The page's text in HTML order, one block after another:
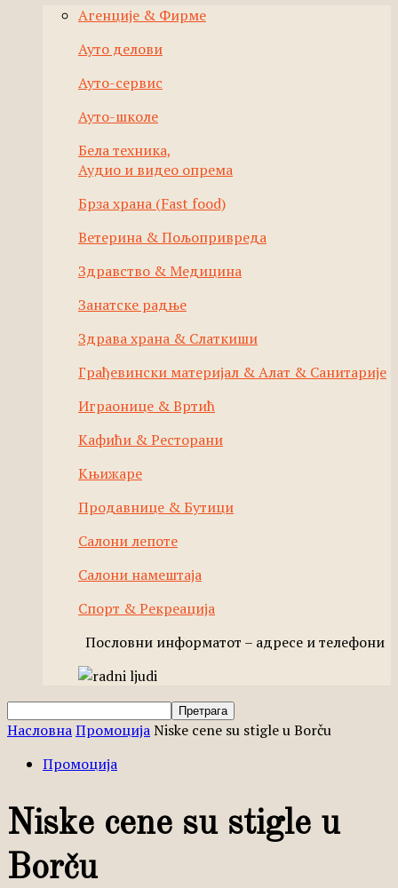
Агенције & Фирме
Ауто делови
Ауто-сервис
Ауто-школе
Бела техника,
Аудио и видео опрема
Брза храна (Fast food)
Ветерина & Пољопривреда
Здравство & Медицина
Занатске радње
Здрава храна & Слаткиши
Грађевински материјал & Алат & Санитарије
Играонице & Вртић
Кафићи & Ресторани
Књижаре
Продавнице & Бутици
Салони лепоте
Салони намештаја
Спорт & Рекреација
Пословни информатот – адресе и телефони
НасловнаПромоцијаNiske cene su stigle u Borču
Промоција
Niske cene su stigle u
Borču